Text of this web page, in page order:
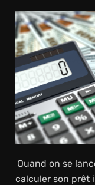
Quand on se
calculer son prêt